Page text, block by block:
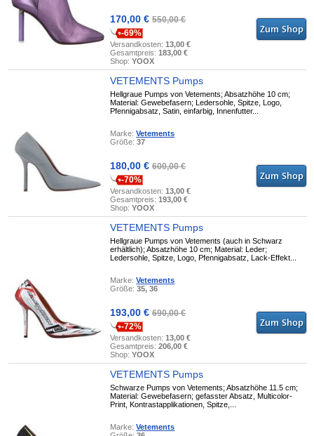
170,00 €550,00 €
-69%
Versandkosten:13,00 €
Gesamtpreis:183,00 €
Shop:YOOX
VETEMENTS Pumps
Hellgraue Pumps von Vetements; Absatzhöhe 10 cm;
Material: Gewebefasern; Ledersohle, Spitze, Logo,
Pfennigabsatz, Satin, einfarbig, Innenfutter...
Marke:Vetements
Größe:37
180,00 €600,00 €
-70%
Versandkosten:13,00 €
Gesamtpreis:193,00 €
Shop:YOOX
VETEMENTS Pumps
Hellgraue Pumps von Vetements (auch in Schwarz
erhältlich); Absatzhöhe 10 cm; Material: Leder;
Ledersohle, Spitze, Logo, Pfennigabsatz, Lack-Effekt...
Marke:Vetements
Größe:35, 36
193,00 €690,00 €
-72%
Versandkosten:13,00 €
Gesamtpreis:206,00 €
Shop:YOOX
VETEMENTS Pumps
Schwarze Pumps von Vetements; Absatzhöhe 11.5 cm;
Material: Gewebefasern; gefasster Absatz, Multicolor-
Print, Kontrastapplikationen, Spitze,...
Marke:Vetements